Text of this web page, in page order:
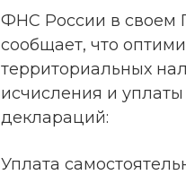
ФНС России в своем
сообщает, что
территориальных
исчисления и
деклараций:
Уплата